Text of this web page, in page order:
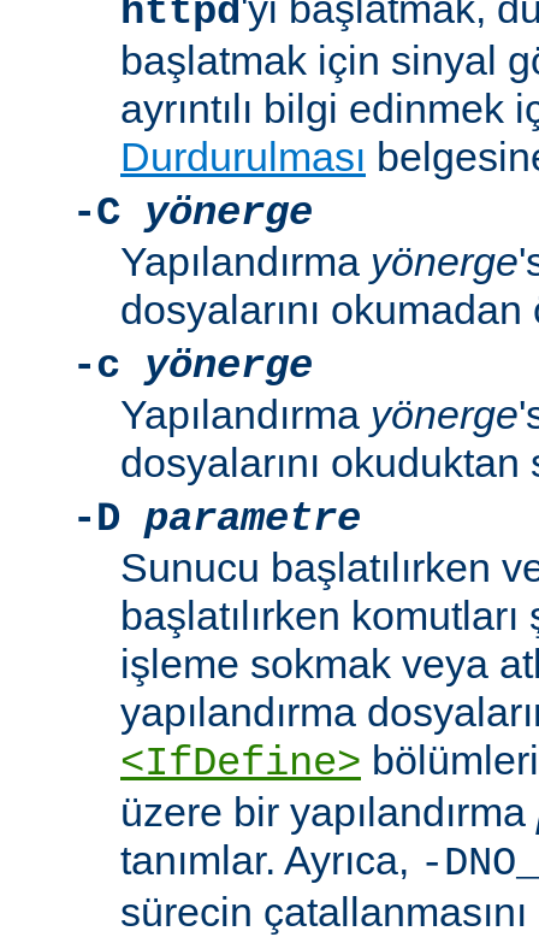
httpd
başlatmak için sinyal
ayrıntılı bilgi edinmek
Durdurulması
-C yönerge
Yapılandırma yönerge
dosyalarını
-c
yönerge
Yapılandırma yönerge
dosyalarını
-D parametre
Sunucu başlatılırken
başlatılırken
işleme sokmak veya
yapılandırma
<IfDefine>
üzere bir yapılandırma
tanımlar. Ayrıca, -
sürecin